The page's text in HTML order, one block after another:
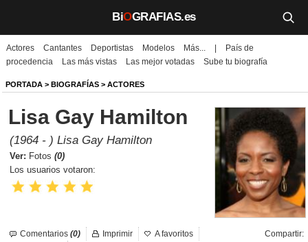
BiOGRAFIAS.es
Biografías
Películas
TV
Música
Un día como hoy
Galerías
Actores Cantantes Deportistas Modelos Más...
País de
procedencia
Las más vistas Las mejor votadas Sube tu biografía
PORTADA > BIOGRAFÍAS > ACTORES
Lisa Gay Hamilton
(1964 - ) Lisa Gay Hamilton
Ver: Fotos (0)
Los usuarios votaron:
Comentarios (0) Compartir:
Imprimir
A favoritos